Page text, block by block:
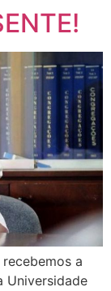
a
Universidade